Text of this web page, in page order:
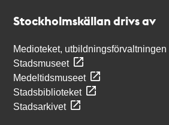
Stockholmskällan drivs av
Medioteket, utbildningsförvaltningen
Stadsmuseet
Medeltidsmuseet
Stadsbiblioteket
Stadsarkivet